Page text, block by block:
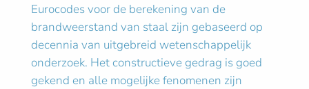
Eurocodes voor de berekening van de
brandweerstand van staal zijn gebaseerd op
decennia van uitgebreid wetenschappelijk
onderzoek. Het constructieve gedrag is goed
gekend en alle mogelijke fenomenen zijn